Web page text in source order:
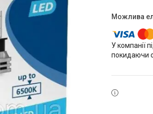
У компанії
покидаючи